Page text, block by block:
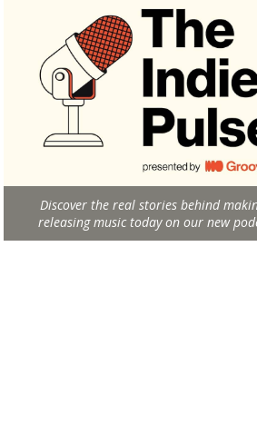
Discover the real stories behind
releasing music today on our new